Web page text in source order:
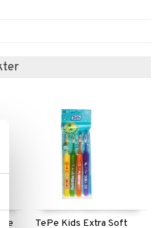
TePe Kids Extra Soft